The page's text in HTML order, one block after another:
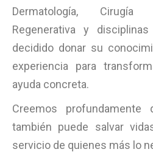
Dermatología, Cirugía
Regenerativa y
decidido donar su
experiencia para
ayuda concreta.
Creemos
también puede salvar
servicio de quienes más lo